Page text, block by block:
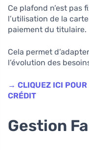
Ce plafond n’est pas
l’utilisation de la
paiement du titulaire.
Cela permet
l’évolution des
→ CLIQUEZ ICI POUR
CRÉDIT
Gestion